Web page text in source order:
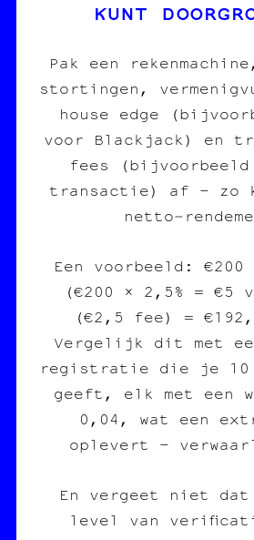
KUNT
Pak een
stortingen,
house edge
voor Blackjack) en
fees
transactie) af –
Een voorbeeld:
(€200 × 2,5% = €5
(€2,5 fee) =
Vergelijk dit met
registratie die je 10
geeft, elk met een
0,04, wat een
oplevert –
En vergeet niet
level van